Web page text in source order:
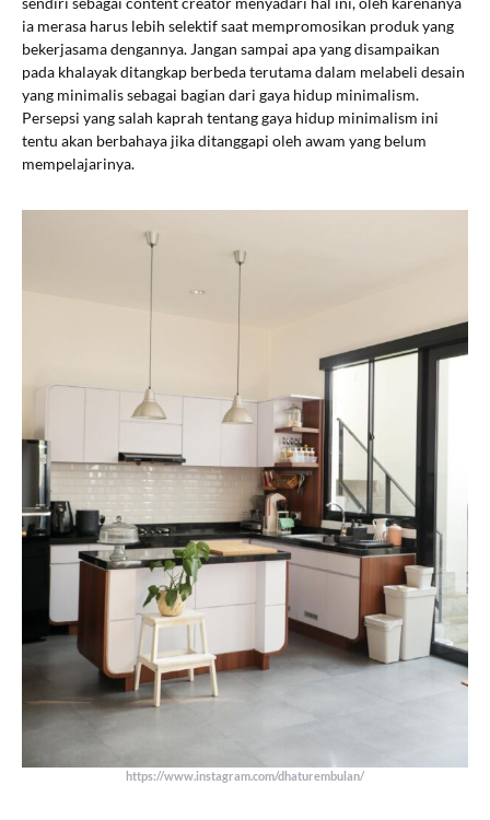
ia merasa harus lebih selektif saat mempromosikan produk yang
bekerjasama dengannya. Jangan sampai apa yang disampaikan
pada khalayak ditangkap berbeda terutama dalam melabeli desain
yang minimalis sebagai bagian dari gaya hidup minimalism.
Persepsi yang salah kaprah tentang gaya hidup minimalism ini
tentu akan berbahaya jika ditanggapi oleh awam yang belum
mempelajarinya.
https://www.instagram.com/dhaturembulan/